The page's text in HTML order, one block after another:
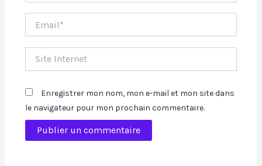
Internet
Enregistrer mon nom, mon e-mail et mon site dans
le navigateur pour mon prochain commentaire.